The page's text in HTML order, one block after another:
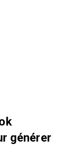
générer